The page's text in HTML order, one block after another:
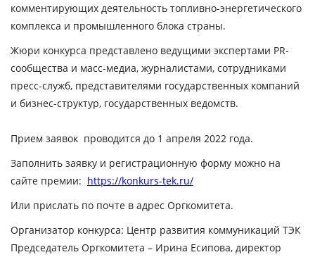
комментирующих деятельность топливно-энергетического
комплекса и промышленного блока страны.
Жюри конкурса представлено ведущими экспертами PR-
сообщества и масс-медиа, журналистами, сотрудниками
пресс-служб, представителями государственных компаний
и бизнес-структур, государственных ведомств.
Прием заявок проводится до 1 апреля 2022 года.
Заполнить заявку и регистрационную форму можно на
сайте премии: https://konkurs-tek.ru/
Или прислать по почте в адрес Оргкомитета.
Организатор конкурса: Центр развития коммуникаций ТЭК
Председатель Оргкомитета – Ирина Есипова, директор